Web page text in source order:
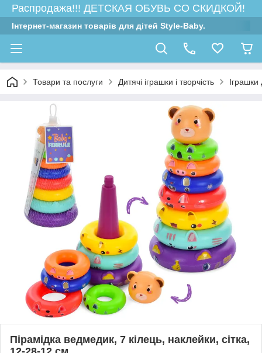
Распродажа!!! ДЕТСКАЯ ОБУВЬ СО СКИДКОЙ!
Інтернет-магазин товарів для дітей Style-Baby.
Товари та послуги Дитячі іграшки і творчість
Пірамідка ведмедик, 7 кілець, наклейки, сітка,